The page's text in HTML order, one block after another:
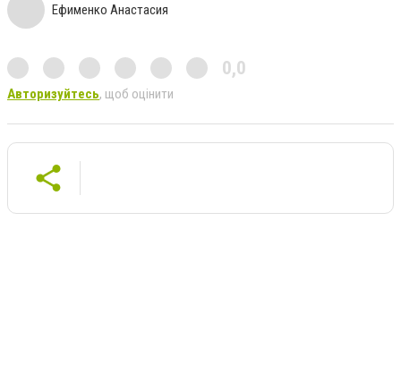
Ефименко Анастасия
0,0
Авторизуйтесь, щоб оцінити